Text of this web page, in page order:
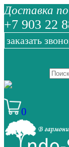
Доставка
+7 903 22
заказать
0